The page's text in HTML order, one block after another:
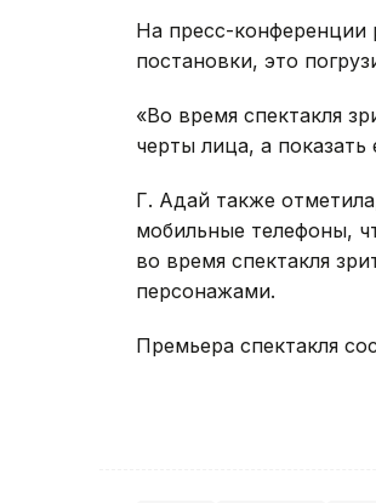
На пресс-конференции
постановки, это
«Во время спектакля
черты лица, а показать
Г. Адай также
мобильные телефоны,
во время спектакля
персонажами.
Премьера спектакля